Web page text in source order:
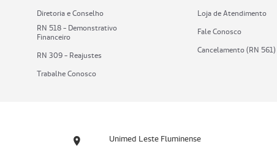
Diretoria e Conselho
RN 518 - Demonstrativo
Financeiro
RN 309 - Reajustes
Trabalhe Conosco
Loja de Atendimento
Fale Conosco
Cancelamento (RN 561)
Unimed Leste Fluminense